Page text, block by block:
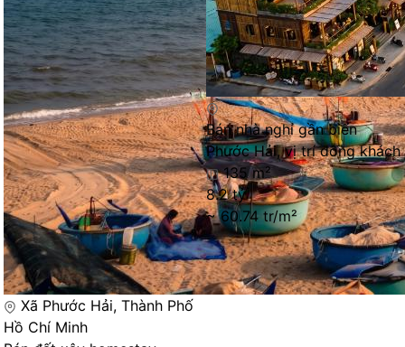
Xã Phước Hải, Thành Phố
Hồ Chí Minh
Bán nhà nghỉ gần biển
Phước Hải, vị trí đông khách
135 m²
8.2 tỷ
~ 60.74 tr/m²